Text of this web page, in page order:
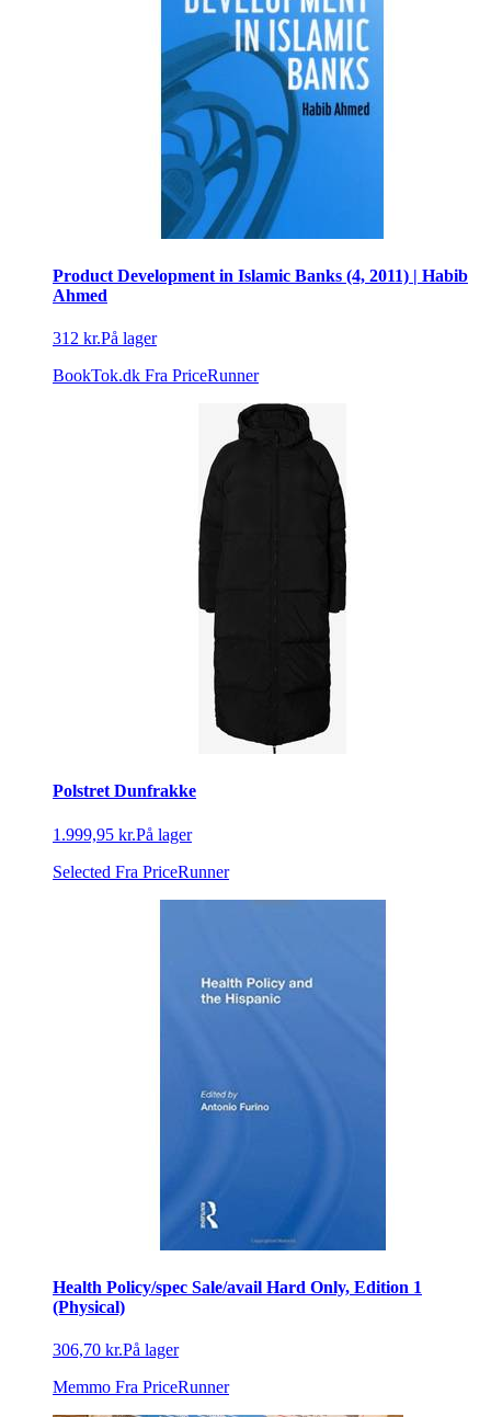
Product Development in Islamic Banks (4, 2011) | Habib
Ahmed
312 kr.På lager
BookTok.dk Fra PriceRunner
Polstret Dunfrakke
1.999,95 kr.På lager
Selected Fra PriceRunner
Health Policy/spec Sale/avail Hard Only, Edition 1
(Physical)
306,70 kr.På lager
Memmo Fra PriceRunner